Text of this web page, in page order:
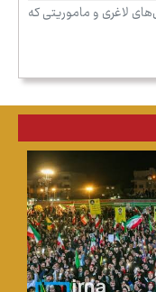
لاغری و ماموریتی که